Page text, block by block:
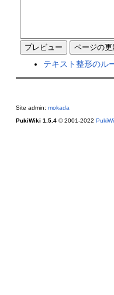
テキスト整形のル
Site admin: mokada
PukiWiki 1.5.4© 2001-2022